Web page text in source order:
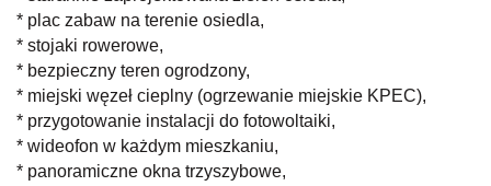
* plac zabaw na terenie osiedla,
* stojaki rowerowe,
* bezpieczny teren ogrodzony,
* miejski węzeł cieplny (ogrzewanie miejskie KPEC),
* przygotowanie instalacji do fotowoltaiki,
* wideofon w każdym mieszkaniu,
* panoramiczne okna trzyszybowe,